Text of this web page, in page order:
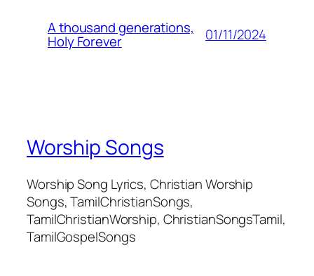
A thousand generations,
Holy Forever 01/11/2024
Worship Songs
Worship Song Lyrics, Christian Worship
Songs, TamilChristianSongs,
TamilChristianWorship, ChristianSongsTamil,
TamilGospelSongs